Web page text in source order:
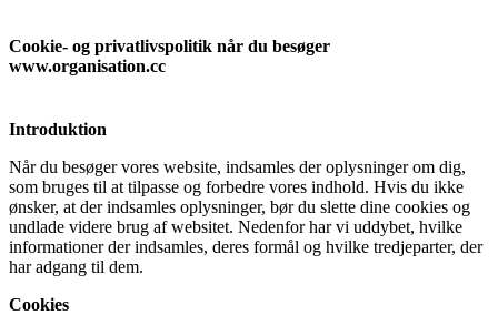
Cookie- og privatlivspolitik når du besøger
www.organisation.cc
Introduktion
Når du besøger vores website, indsamles der oplysninger om dig,
som bruges til at tilpasse og forbedre vores indhold. Hvis du ikke
ønsker, at der indsamles oplysninger, bør du slette dine cookies og
undlade videre brug af websitet. Nedenfor har vi uddybet, hvilke
informationer der indsamles, deres formål og hvilke tredjeparter, der
har adgang til dem.
Cookies